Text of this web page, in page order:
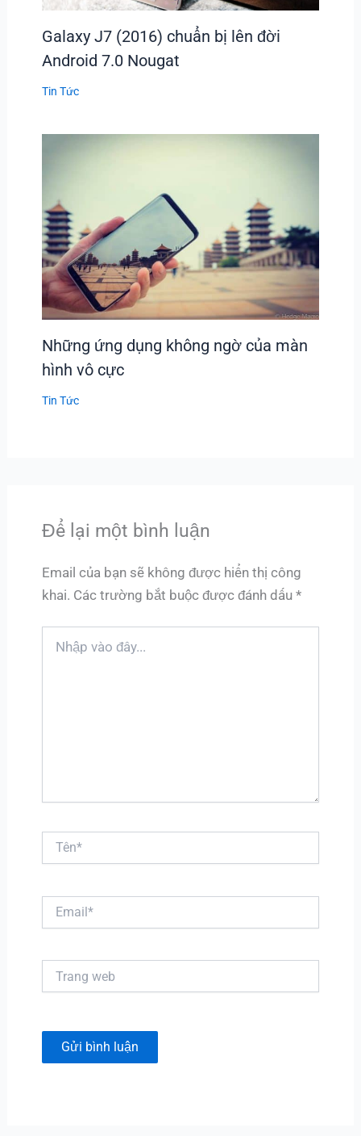
Galaxy J7 (2016) chuẩn bị lên đời
Android 7.0 Nougat
Tin Tức
Những ứng dụng không ngờ của màn
hình vô cực
Tin Tức
Để lại một bình luận
Email của bạn sẽ không được hiển thị công
khai. Các trường bắt buộc được đánh dấu *
vào
web